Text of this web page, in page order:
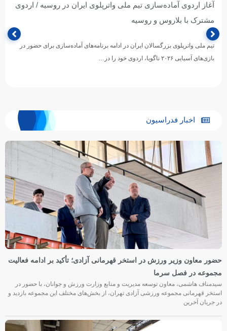
آغاز اردوی آماده‌سازی تیم ملی واترپلوی ایران در روسیه / اردوی
مشترک با بلاروس و روسیه
تیم ملی واترپلوی بزرگسالان ایران در ادامه برنامه‌های آماده‌سازی برای حضور در
بازی‌های آسیایی ۲۰۲۶ ناگویا، اردوی خود را در…
اخبار فدراسیون
حضور معاون وزیر ورزش در استخر قهرمانی آزادی؛ تأکید بر ادامه فعالیت
مجموعه در فصل سرما
سیدمناف هاشمی، معاون توسعه مدیریت و منابع وزارت ورزش و جوانان، با حضور در
استخر قهرمانی مجموعه ورزشی آزادی تهران، از بخش‌های مختلف این مجموعه بازدید و
در جریان آخرین